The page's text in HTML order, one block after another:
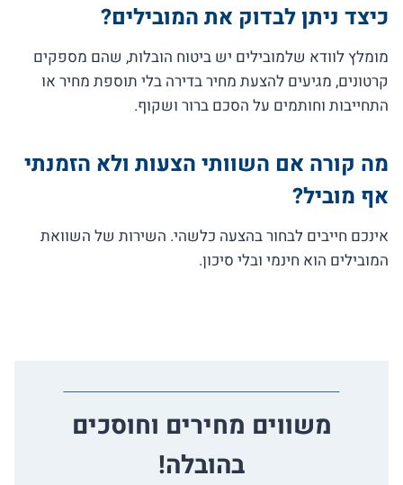
כיצד ניתן לבדוק את המובילים?
מומלץ לוודא שלמובילים יש ביטוח הובלות, שהם מספקים
קרטונים, מגיעים להצעת מחיר בדירה בלי תוספת מחיר או
התחייבות וחותמים על הסכם ברור ושקוף.
מה קורה אם השוותי הצעות ולא הזמנתי
אף מוביל?
אינכם חייבים לבחור בהצעה כלשהי. השירות של השוואת
המובילים הוא חינמי ובלי סיכון.
משווים מחירים וחוסכים
בהובלה!